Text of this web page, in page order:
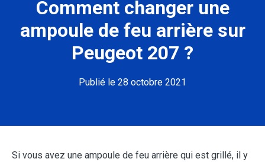
Comment changer une
ampoule de feu arrière sur
Peugeot 207 ?
Publié le 28 octobre 2021
Si vous avez une ampoule de feu arrière qui est grillé, il y